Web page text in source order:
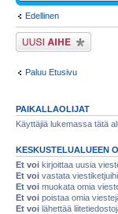
Edellinen
Lähetä uusi viesti
Paluu Etusivu
PAIKALLAOLIJAT
Käyttäjiä lukemassa tätä
KESKUSTELUALUEEN
Et voi kirjoittaa uusia
Et voi vastata
Et voi muokata omia
Et voi poistaa omia
Et voi lähettää